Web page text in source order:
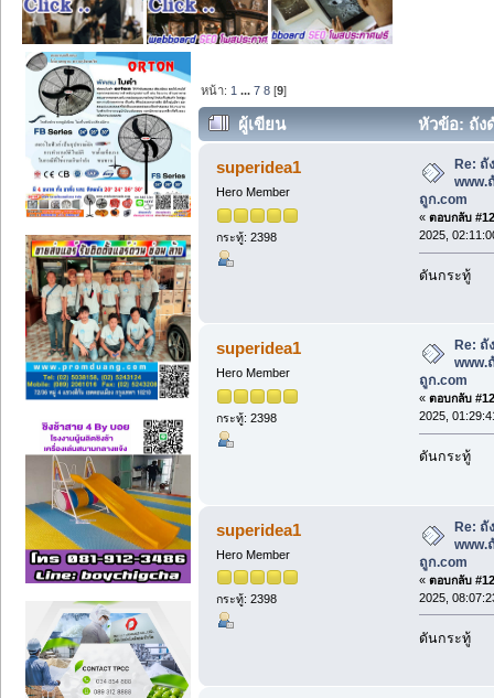
หน้า: 1 ...7 8 [9]
ผู้เขียน
หัวข้อ: ถัง
ถูก.com (อ่าน 40500 ครั้ง)
superidea1
Hero Member
กระทู้: 2398
Re: ถั
www.
ถูก.com
« ตอบกลับ
2025,
ดันกระทู้
superidea1
Hero Member
กระทู้: 2398
Re: ถั
www.
ถูก.com
« ตอบกลับ
2025,
ดันกระทู้
superidea1
Hero Member
กระทู้: 2398
Re: ถั
www.
ถูก.com
« ตอบกลับ
2025,
ดันกระทู้